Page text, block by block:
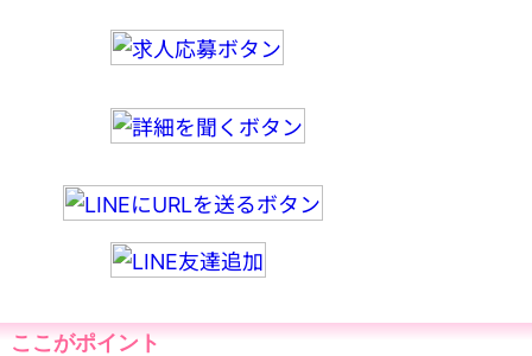
ここがポイント